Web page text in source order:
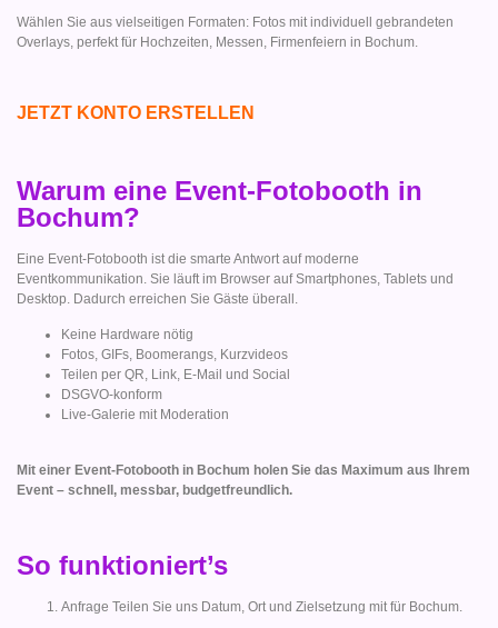
Wählen Sie aus vielseitigen Formaten: Fotos mit individuell gebrandeten
Overlays, perfekt für Hochzeiten, Messen, Firmenfeiern in Bochum.
JETZT KONTO ERSTELLEN
Warum eine Event-Fotobooth in
Bochum?
Eine Event-Fotobooth ist die smarte Antwort auf moderne
Eventkommunikation. Sie läuft im Browser auf Smartphones, Tablets und
Desktop. Dadurch erreichen Sie Gäste überall.
Keine Hardware nötig
Fotos, GIFs, Boomerangs, Kurzvideos
Teilen per QR, Link, E-Mail und Social
DSGVO-konform
Live-Galerie mit Moderation
Mit einer Event-Fotobooth in Bochum holen Sie das Maximum aus Ihrem
Event – schnell, messbar, budgetfreundlich.
So funktioniert’s
Anfrage Teilen Sie uns Datum, Ort und Zielsetzung mit für Bochum.